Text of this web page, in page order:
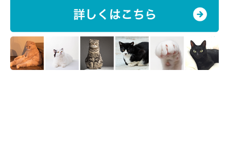
スコティッシュフォールドのちゃーくんは、“のび”によって狩猟
動物代表・ライオンさん並みの野生感が出ています。
「がおー！」といっているようで、すぐにでも最大限のパワーが